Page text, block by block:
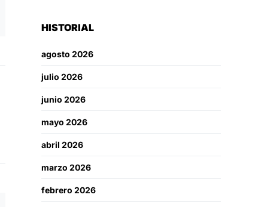
HISTORIAL
agosto 2026
julio 2026
junio 2026
mayo 2026
abril 2026
marzo 2026
febrero 2026